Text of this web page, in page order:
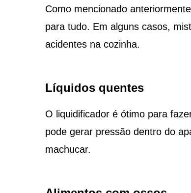
Como mencionado
para tudo. Em alguns casos,
acidentes na cozinha.
Líquidos quentes
O liquidificador é ótimo para
pode gerar pressão dentro do
machucar.